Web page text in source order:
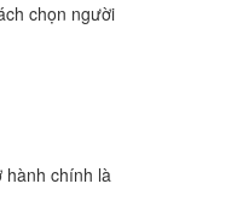
chọn người
hành chính là